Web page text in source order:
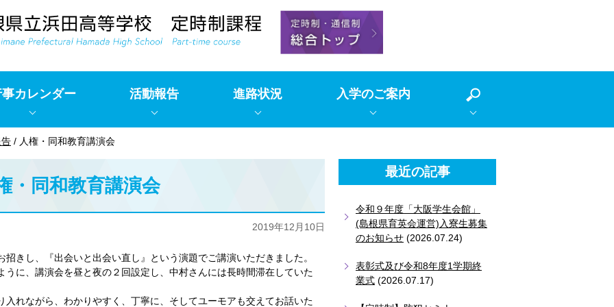
カレンダー 活動報告 進路状況 入学のご案内
/ 人権・同和教育講演会
・同和教育講演会
2019年12月10日
きし、『出会いと出会い直し』という演題でご講演いただきました。
に、講演会を昼と夜の２回設定し、中村さんには長時間滞在していた
れながら、わかりやすく、丁寧に、そしてユーモアも交えてお話いた
最近の記事
令和９年度「大阪学生会館」
(島根県育英会運営)入寮生募集
のお知らせ (2026.07.24)
表彰式及び令和8年度1学期終
業式 (2026.07.17)